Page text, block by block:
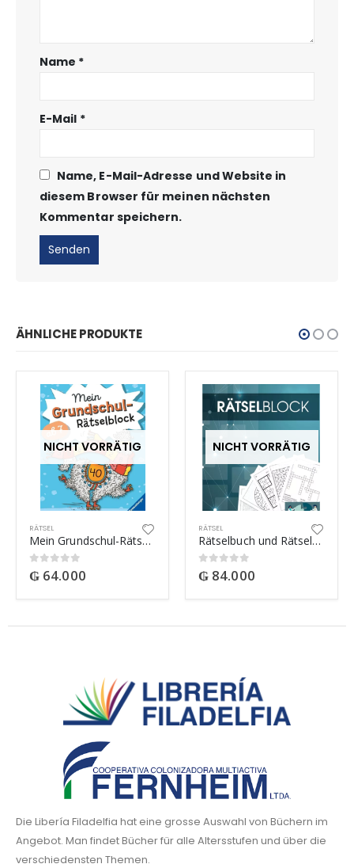
Name *
E-Mail *
Name, E-Mail-Adresse und Website in
diesem Browser für meinen nächsten
Kommentar speichern.
ÄHNLICHE PRODUKTE
NICHT VORRÄTIG
RÄTSEL
Mein Grundschul-Rätselblock
0out of 5
₲ 64.000
NICHT VORRÄTIG
RÄTSEL
Rätselbuch und Rätselblock für Erwachsene und Senioren
0out of 5
₲ 84.000
Die Libería Filadelfia hat eine grosse Auswahl von Büchern im
Angebot. Man findet Bücher für alle Altersstufen und über die
verschiedensten Themen.